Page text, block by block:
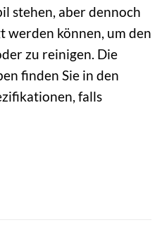
stehen, aber dennoch
werden können, um den
zu reinigen. Die
finden Sie in den
falls